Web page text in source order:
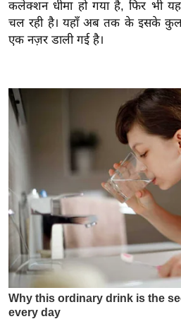
खे
ल
ट
I
0
2
6
क्रा
इ
म
ई
कलेक्शन धीमा हो गया है, फिर भी
चल रही है। यहाँ अब तक के इसके
एक नज़र डाली गई है।